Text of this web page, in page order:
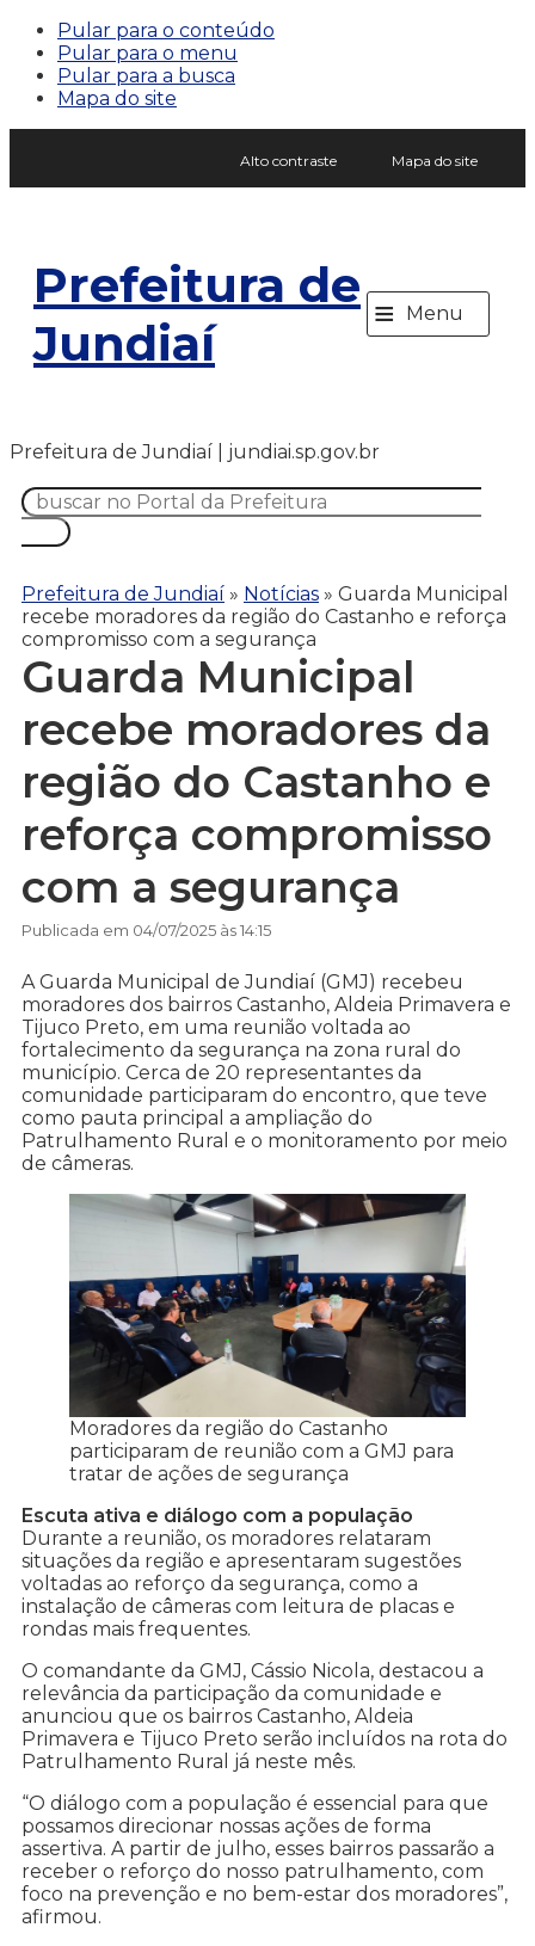
Pular para o conteúdo
Pular para o menu
Pular para a busca
Mapa do site
Alto contraste Mapa do site
Prefeitura de
Jundiaí
≡ Menu
Prefeitura de Jundiaí | jundiai.sp.gov.br
Prefeitura de Jundiaí » Notícias » Guarda Municipal
recebe moradores da região do Castanho e reforça
compromisso com a segurança
Guarda Municipal
recebe moradores da
região do Castanho e
reforça compromisso
com a segurança
Publicada em 04/07/2025 às 14:15
A Guarda Municipal de Jundiaí (GMJ) recebeu
moradores dos bairros Castanho, Aldeia Primavera e
Tijuco Preto, em uma reunião voltada ao
fortalecimento da segurança na zona rural do
município. Cerca de 20 representantes da
comunidade participaram do encontro, que teve
como pauta principal a ampliação do
Patrulhamento Rural e o monitoramento por meio
de câmeras.
Moradores da região do Castanho
participaram de reunião com a GMJ para
tratar de ações de segurança
Escuta ativa e diálogo com a população
Durante a reunião, os moradores relataram
situações da região e apresentaram sugestões
voltadas ao reforço da segurança, como a
instalação de câmeras com leitura de placas e
rondas mais frequentes.
O comandante da GMJ, Cássio Nicola, destacou a
relevância da participação da comunidade e
anunciou que os bairros Castanho, Aldeia
Primavera e Tijuco Preto serão incluídos na rota do
Patrulhamento Rural já neste mês.
“O diálogo com a população é essencial para que
possamos direcionar nossas ações de forma
assertiva. A partir de julho, esses bairros passarão a
receber o reforço do nosso patrulhamento, com
foco na prevenção e no bem-estar dos moradores”,
afirmou.